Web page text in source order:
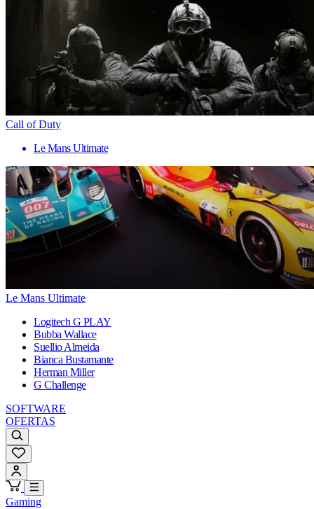
Call of Duty
Le Mans Ultimate
Le Mans Ultimate
Logitech G PLAY
Bubba Wallace
Suellio Almeida
Bianca Bustamante
Herman Miller
G Challenge
SOFTWARE
OFERTAS
Gaming